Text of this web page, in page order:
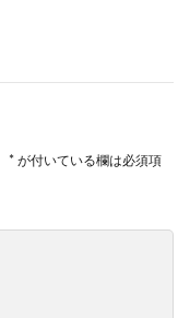
* が付いている欄は必須項